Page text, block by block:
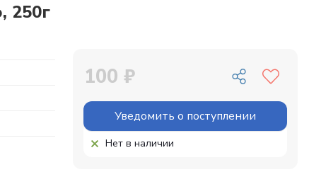
250г
100 ₽
Уведомить о поступлении
Нет в наличии